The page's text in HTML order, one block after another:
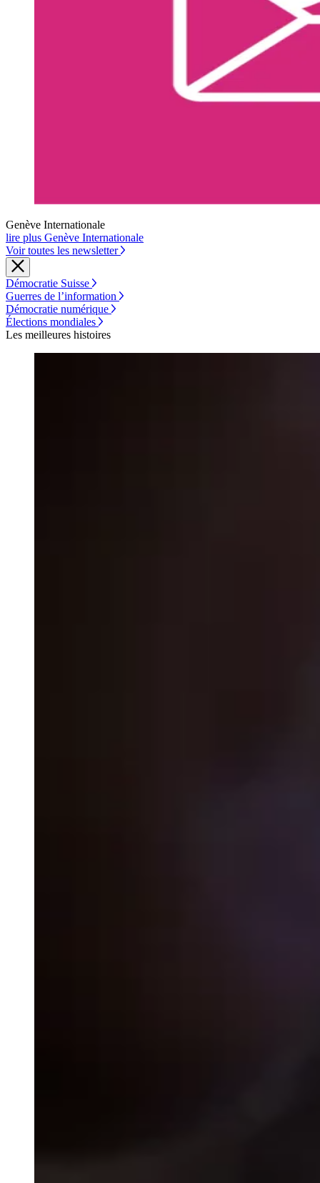
Genève Internationale
lire plus Genève Internationale
Voir toutes les newsletter
Démocratie Suisse
Guerres de l’information
Démocratie numérique
Élections mondiales
Les meilleures histoires